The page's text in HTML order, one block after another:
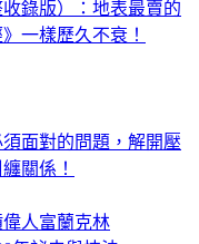
錄版）：地表最賣的
一樣歷久不衰！
面對的問題，解開壓
關係！
人富蘭克林